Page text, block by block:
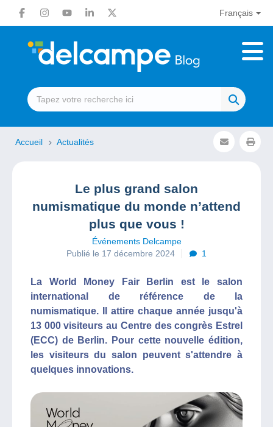
Français
Accueil Actualités
Le plus grand salon
numismatique du monde n’attend
plus que vous !
Événements Delcampe
Publié le 17 décembre 2024
1
La World Money Fair Berlin est le salon
international de référence de la
numismatique. Il attire chaque année jusqu'à
13 000 visiteurs au Centre des congrès Estrel
(ECC) de Berlin. Pour cette nouvelle édition,
les visiteurs du salon peuvent s'attendre à
quelques innovations.